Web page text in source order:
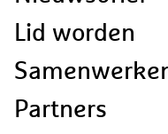
Lid worden
Partners